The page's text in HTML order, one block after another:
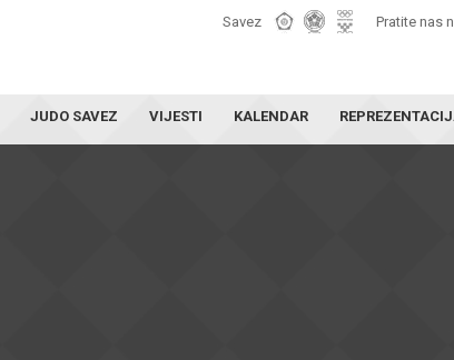
Savez Pratite nas
JUDO SAVEZ VIJESTI KALENDAR